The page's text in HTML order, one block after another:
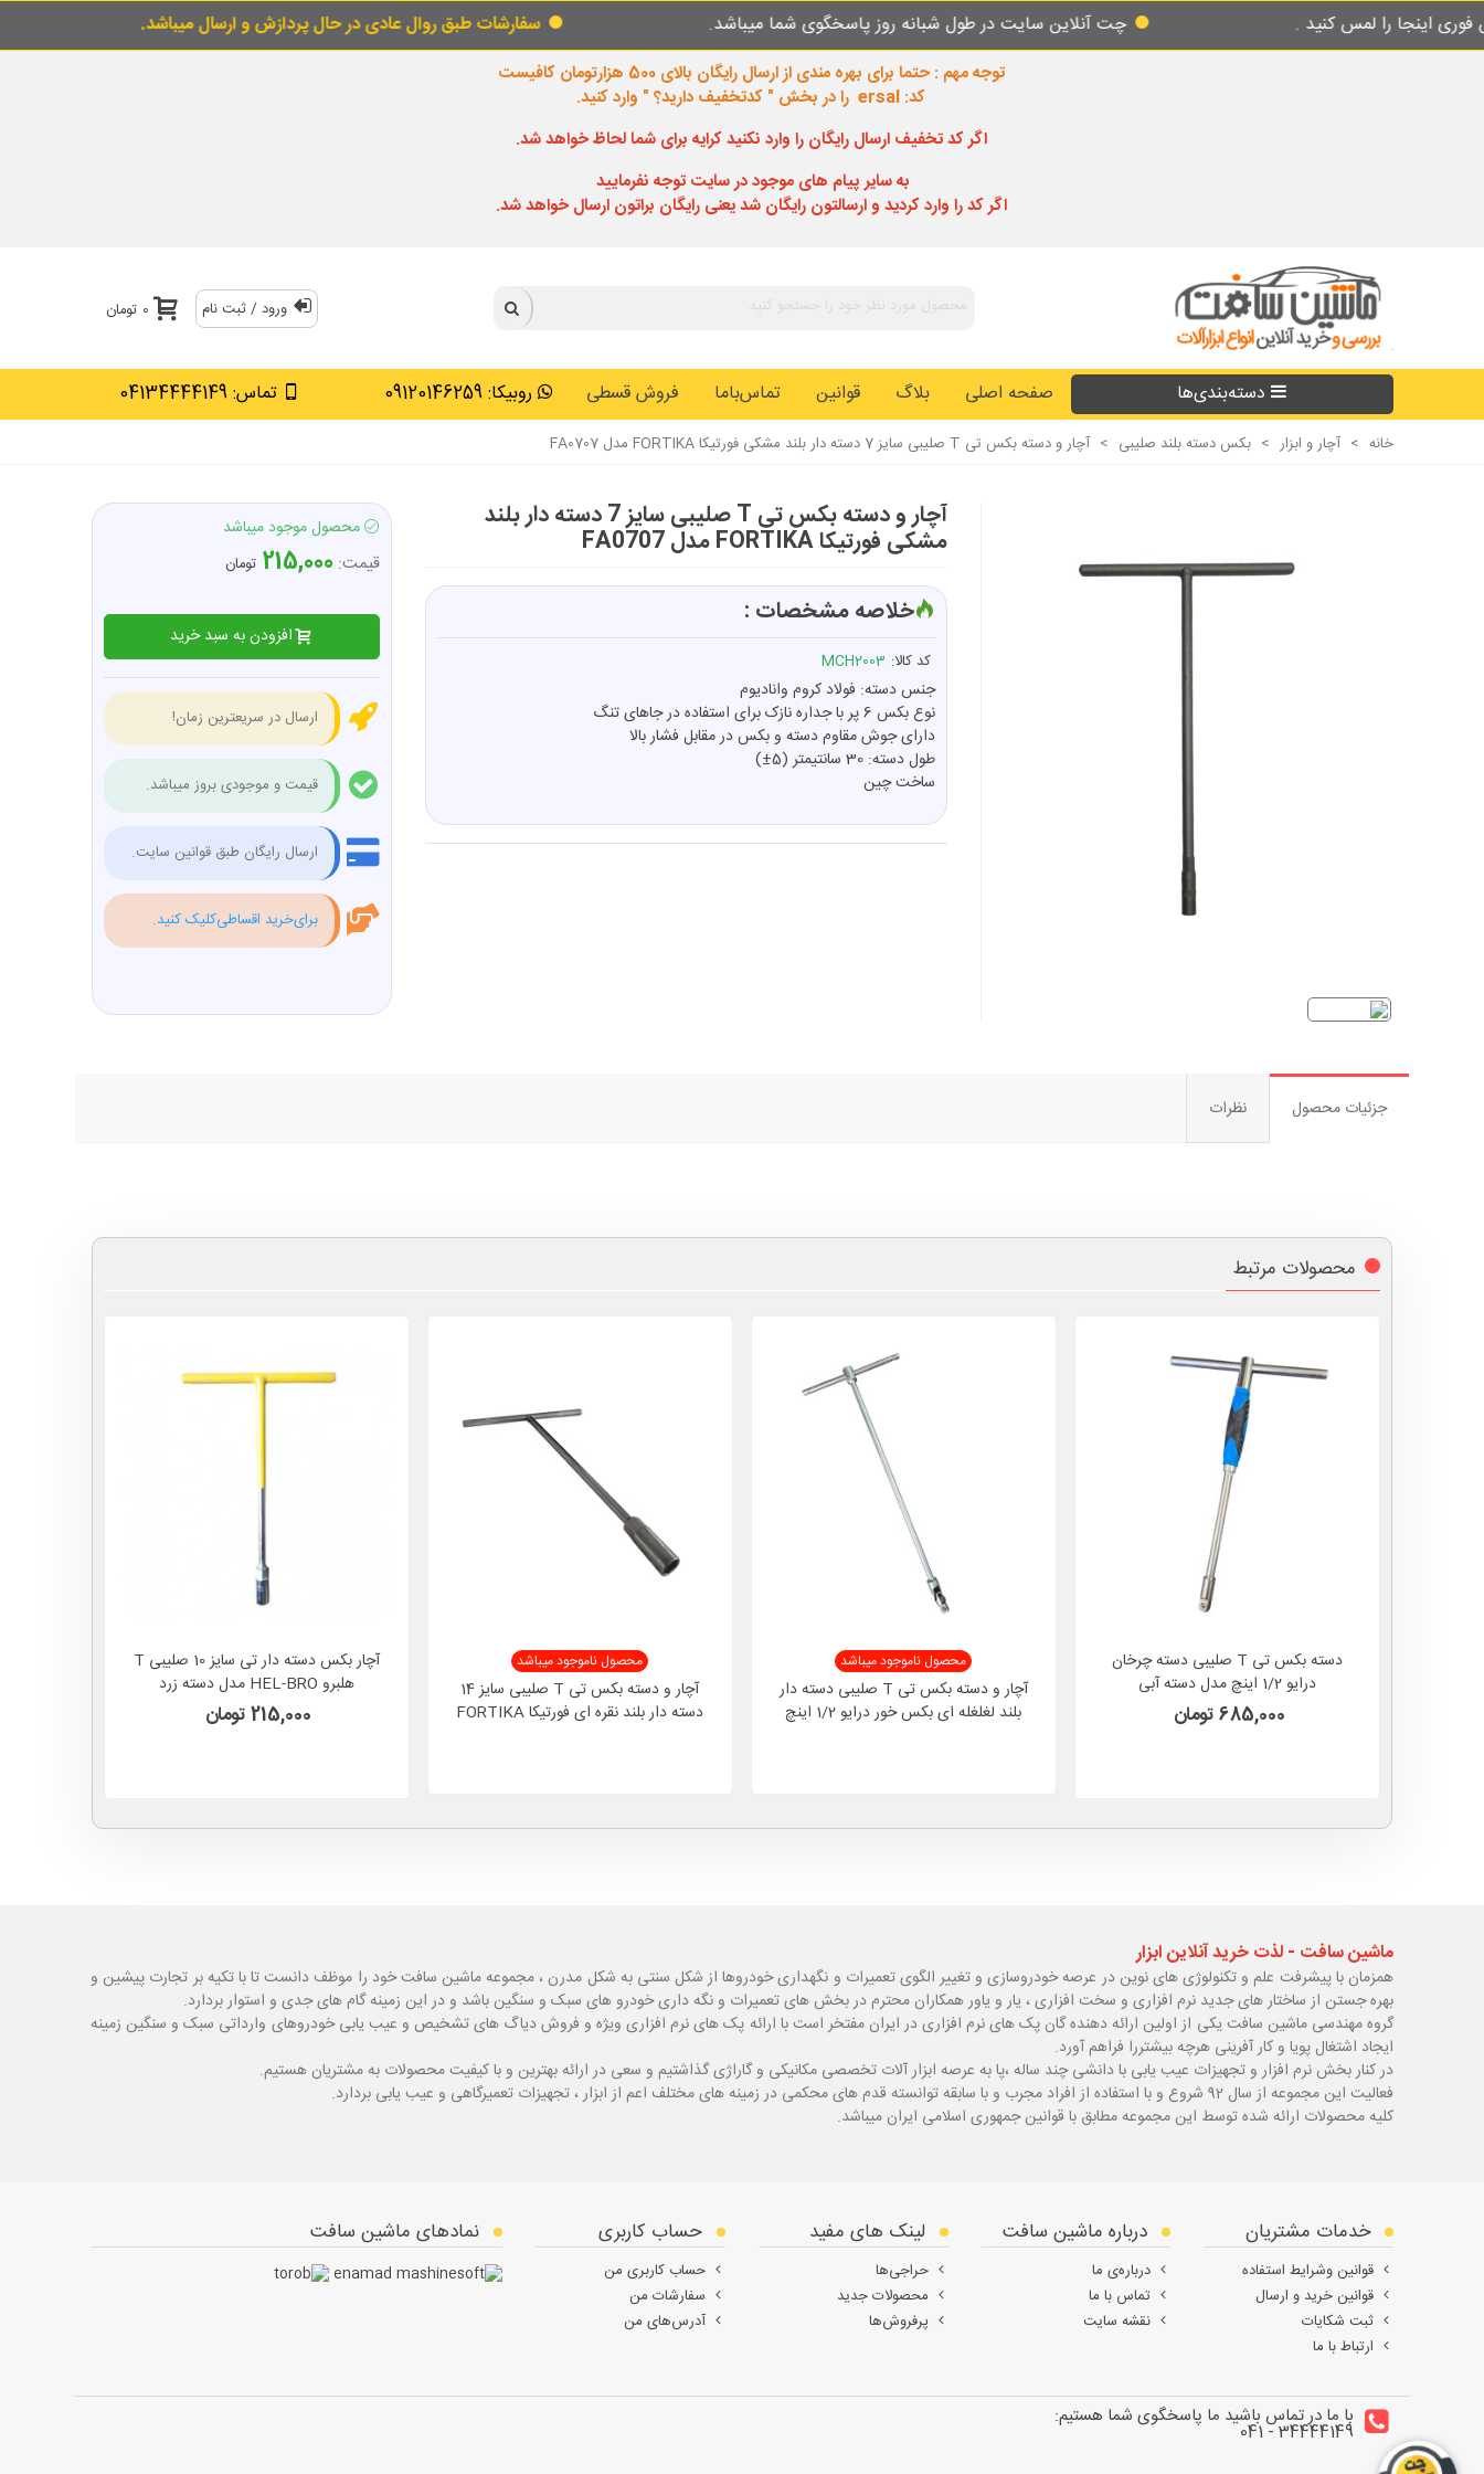
کنید . چت آنلاین سایت در طول شبانه روز پاسخگوی شما میباشد. سفارشات طبق روال عادی در حال پردازش و ارسال میباشد.
توجه مهم : حتما برای بهره مندی از ارسال رایگان بالای 500 هزارتومان کافیست
کد: ersal را در بخش " کدتخفیف دارید؟ " وارد کنید.
اگر کد تخفیف ارسال رایگان را وارد نکنید کرایه برای شما لحاظ خواهد شد.
به سایر پیام های موجود در سایت توجه نفرمایید
اگر کد را وارد کردید و ارسالتون رایگان شد یعنی رایگان براتون ارسال خواهد شد.
ورود / ثبت نام 0 تومان
دسته‌بندی‌ها روبیکا: 09120146259 تماس: 04134444149 صفحه اصلی بلاگ قوانین تماس‌باما فروش قسطی
خانه > آچار و ابزار > بکس دسته بلند صلیبی > آچار و دسته بکس تی T صلیبی سایز 7 دسته دار بلند مشکی فورتیکا FORTIKA مدل FA0707
آچار و دسته بکس تی T صلیبی سایز 7 دسته دار بلند
مشکی فورتیکا FORTIKA مدل FA0707
خلاصه مشخصات :
کد کالا: MCH2003
جنس دسته: فولاد کروم وانادیوم
نوع بکس 6 پر با جداره نازک برای استفاده در جاهای تنگ
دارای جوش مقاوم دسته و بکس در مقابل فشار بالا
طول دسته: 30 سانتیمتر (5±)
ساخت چین
محصول موجود میباشد
قیمت: 215,000 تومان
افزودن به سبد خرید
ارسال در سریعترین زمان!
قیمت و موجودی بروز میباشد.
ارسال رایگان طبق قوانین سایت.
برای‌خرید اقساطی‌کلیک کنید.
جزئیات محصول نظرات
محصولات مرتبط
دسته بکس تی T صلیبی دسته چرخان
درایو 1/2 اینچ مدل دسته آبی
685,000 تومان
محصول ناموجود میباشد
آچار و دسته بکس تی T صلیبی دسته دار
بلند لغلغله ای بکس خور درایو 1/2 اینچ
محصول ناموجود میباشد
آچار و دسته بکس تی T صلیبی سایز 14
دسته دار بلند نقره ای فورتیکا FORTIKA
آچار بکس دسته دار تی سایز 10 صلیبی T
هلبرو HEL-BRO مدل دسته زرد
215,000 تومان
ماشین سافت - لذت خرید آنلاین ابزار
همزمان با پیشرفت علم و تکنولوژی های نوین در عرصه خودروسازی و تغییر الگوی تعمیرات و نگهداری خودروها از شکل سنتی به شکل مدرن ، مجموعه ماشین سافت خود را موظف دانست تا با تکیه بر تجارت پیشین و
بهره جستن از ساختار های جدید نرم افزاری و سخت افزاری ، یار و یاور همکاران محترم در بخش های تعمیرات و نگه داری خودرو های سبک و سنگین باشد و در این زمینه گام های جدی و استوار بردارد.
گروه مهندسی ماشین سافت یکی از اولین ارائه دهنده گان پک های نرم افزاری در ایران مفتخر است با ارائه پک های نرم افزاری ویژه و فروش دیاگ های تشخیص و عیب یابی خودروهای وارداتی سبک و سنگین زمینه
ایجاد اشتغال پویا و کار آفرینی هرچه بیشتررا فراهم آورد.
در کنار بخش نرم افزار و تجهیزات عیب یابی با دانشی چند ساله ،پابه عرصه ابزار آلات تخصصی مکانیکی و گاراژی گذاشتیم و سعی در ارائه بهترین و با کیفیت محصولات به مشتریان هستیم.
فعالیت این مجموعه از سال 92 شروع و با استفاده از افراد مجرب و با سابقه توانسته قدم های محکمی در زمینه های مختلف اعم از ابزار ، تجهیزات تعمیرگاهی و عیب یابی بردارد.
کلیه محصولات ارائه شده توسط این مجموعه مطابق با قوانین جمهوری اسلامی ایران میباشد.
خدمات مشتریان
قوانین وشرایط استفاده
قوانین خرید و ارسال
ثبت شکایات
ارتباط با ما
درباره ماشین سافت
درباره‌ی ما
تماس با ما
نقشه سایت
لینک های مفید
حراجی‌ها
محصولات جدید
پرفروش‌ها
حساب کاربری
حساب کاربری من
سفارشات من
آدرس‌های من
نمادهای ماشین سافت
با ما در تماس باشید ما پاسخگوی شما هستیم:
34444149 - 041